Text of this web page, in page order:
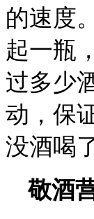
的速度
起一瓶
过多少
动，保
没酒喝
敬酒